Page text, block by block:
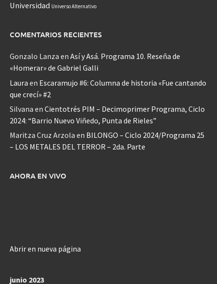
Universidad Universo Alternativo
COMENTARIOS RECIENTES
Gonzalo Lanza en Así y Asá. Programa 10. Reseña de
«Homerar» de Gabriel Galli
Laura en Escaramujo #6: Columna de historia «Fue cantando
que crecí» #2
Silvana en Cientotrés PIM – Decimoprimer Programa, Ciclo
2024: “Barrio Nuevo Viñedo, Punta de Rieles”
Maritza Cruz Arzola en BILONGO – Ciclo 2024/Programa 25
– LOS METALES DEL TERROR – 2da. Parte
AHORA EN VIVO
Abrir en nueva página
junio 2023